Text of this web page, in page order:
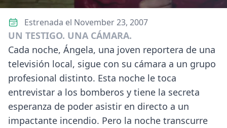
UN TESTIGO. UNA CÁMARA.
Cada noche, Ángela, una joven reportera de una
televisión local, sigue con su cámara a un grupo
profesional distinto. Esta noche le toca
entrevistar a los bomberos y tiene la secreta
esperanza de poder asistir en directo a un
impactante incendio. Pero la noche transcurre
Estrenada el November 23, 2007